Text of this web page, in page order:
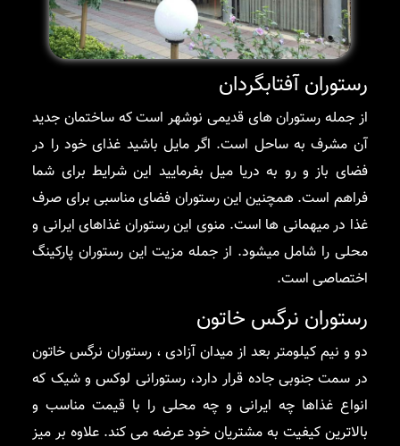
رستوران آفتابگردان
از جمله رستوران های قدیمی نوشهر است که ساختمان جدید
آن مشرف به ساحل است. اگر مایل باشید غذای خود را در
فضای باز و رو به دریا میل بفرمایید این شرایط برای شما
فراهم است. همچنین این رستوران فضای مناسبی برای صرف
غذا در میهمانی ها است. منوی این رستوران غذاهای ایرانی و
محلی را شامل میشود. از جمله مزیت این رستوران پارکینگ
اختصاصی است.
رستوران نرگس خاتون
دو و نیم کیلومتر بعد از میدان آزادی ، رستوران نرگس خاتون
در سمت جنوبی جاده قرار دارد، رستورانی لوکس و شیک که
انواع غذاها چه ایرانی و چه محلی را با قیمت مناسب و
بالاترین کیفیت به مشتریان خود عرضه می کند. علاوه بر میز